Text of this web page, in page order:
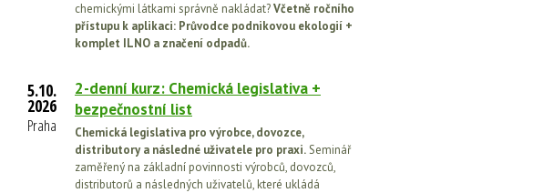
chemickými látkami správně nakládat?Včetně ročního
přístupu k aplikaci: Průvodce podnikovou ekologií +
komplet ILNO a značení odpadů.
5.10.
2026
Praha
2-denní kurz: Chemická legislativa +
bezpečnostní list
Chemická legislativa pro výrobce, dovozce,
distributory a následné uživatele pro praxi.Seminář
zaměřený na základní povinnosti výrobců, dovozců,
distributorů a následných uživatelů, které ukládá